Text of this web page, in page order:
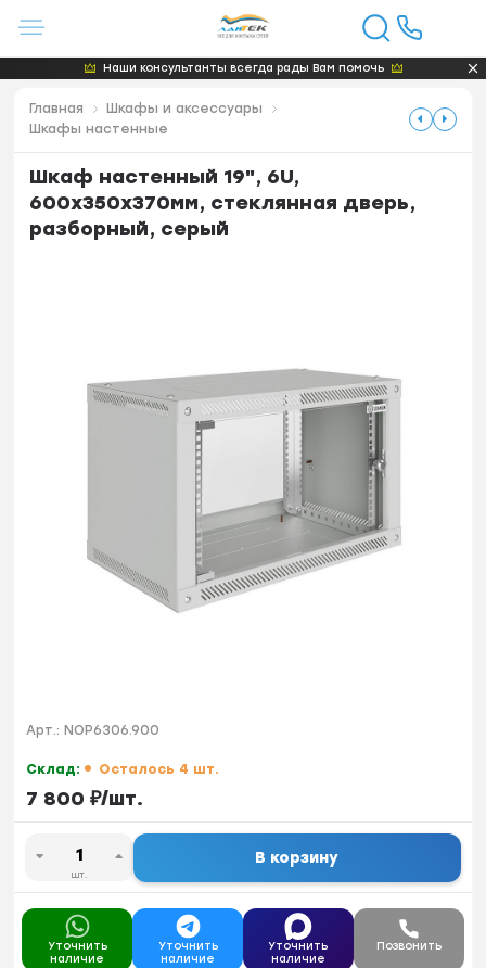
Наши консультанты всегда рады Вам помочь
Главная
Шкафы и аксессуары
Шкафы настенные
Шкаф настенный 19", 6U,
600x350x370мм, стеклянная дверь,
разборный, серый
Арт.: NOP6306.900
Склад: Осталось 4 шт.
7 800 ₽/шт.
шт.
В корзину
Уточнить
наличие
Уточнить
наличие
Уточнить
наличие
Позвонить